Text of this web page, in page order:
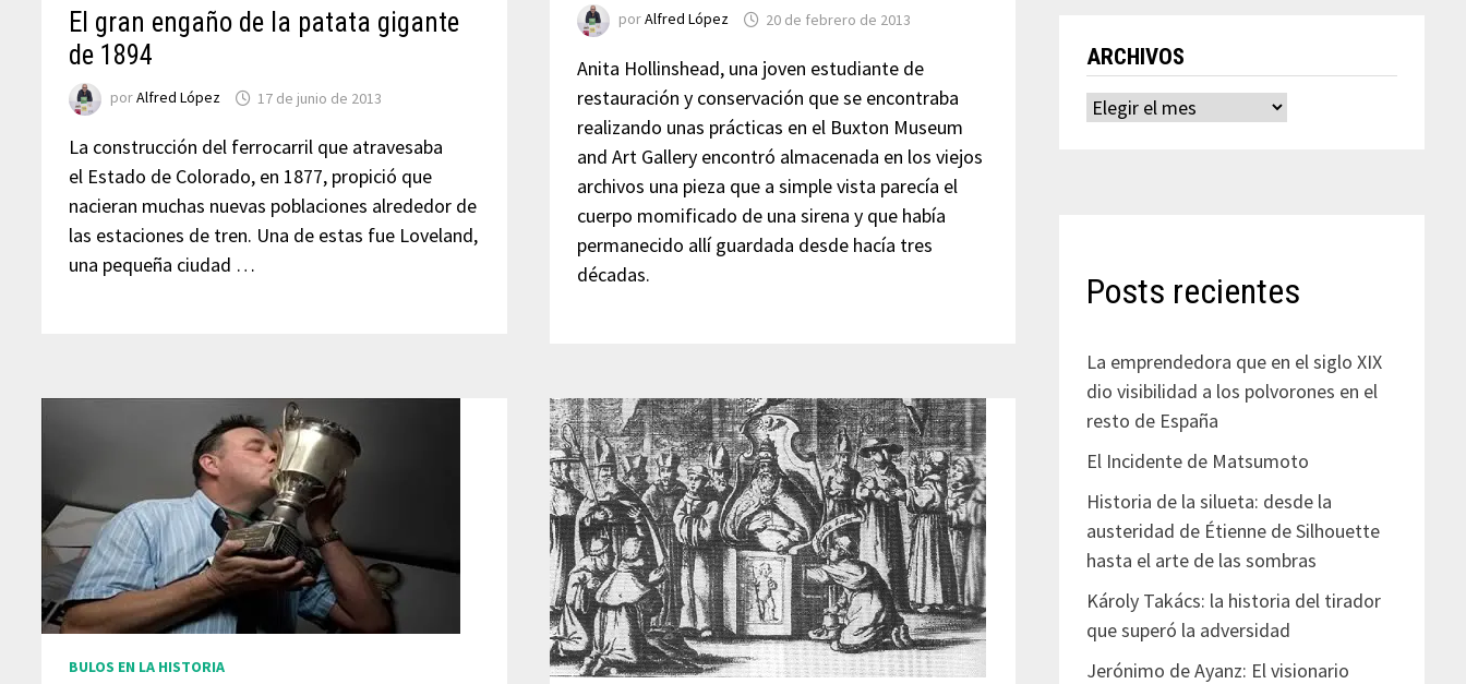
El gran engaño de la patata gigante
de 1894
porAlfred López 17 de junio de 2013
La construcción del ferrocarril que atravesaba
el Estado de Colorado, en 1877, propició que
nacieran muchas nuevas poblaciones alrededor de
las estaciones de tren. Una de estas fue Loveland,
una pequeña ciudad …
porAlfred López 20 de febrero de 2013
Anita Hollinshead, una joven estudiante de
restauración y conservación que se encontraba
realizando unas prácticas en el Buxton Museum
and Art Gallery encontró almacenada en los viejos
archivos una pieza que a simple vista parecía el
cuerpo momificado de una sirena y que había
permanecido allí guardada desde hacía tres
décadas.
BULOS EN LA HISTORIA
ARCHIVOS
Archivos
Posts recientes
La emprendedora que en el siglo XIX
dio visibilidad a los polvorones en el
resto de España
El Incidente de Matsumoto
Historia de la silueta: desde la
austeridad de Étienne de Silhouette
hasta el arte de las sombras
Károly Takács: la historia del tirador
que superó la adversidad
Jerónimo de Ayanz: El visionario